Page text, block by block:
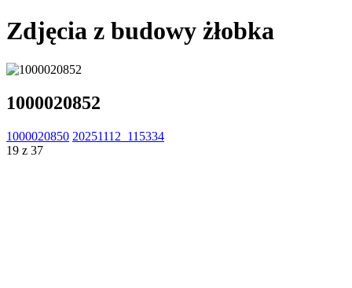
Zdjęcia z budowy żłobka
1000020852
1000020850 20251112_115334
19 z 37